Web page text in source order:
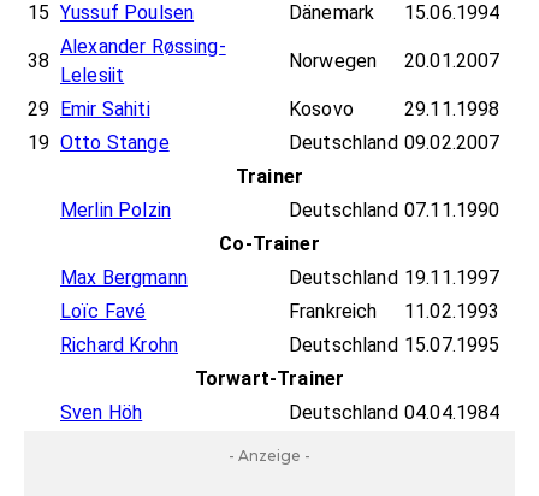
15 Yussuf Poulsen Dänemark 15.06.1994
38
Alexander Røssing-
Lelesiit
Norwegen 20.01.2007
29 Emir Sahiti Kosovo
29.11.1998
19 Otto Stange Deutschland 09.02.2007
Trainer
Merlin Polzin
Deutschland 07.11.1990
Co-Trainer
Max Bergmann
Deutschland 19.11.1997
Loïc Favé
Frankreich
11.02.1993
Richard Krohn
Deutschland 15.07.1995
Torwart-Trainer
Sven Höh
Deutschland 04.04.1984
- Anzeige -